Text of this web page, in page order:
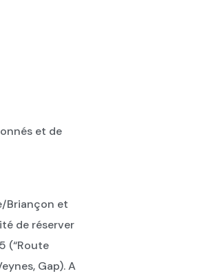
et de
Briançon et
de réserver
(“Route
Gap). A